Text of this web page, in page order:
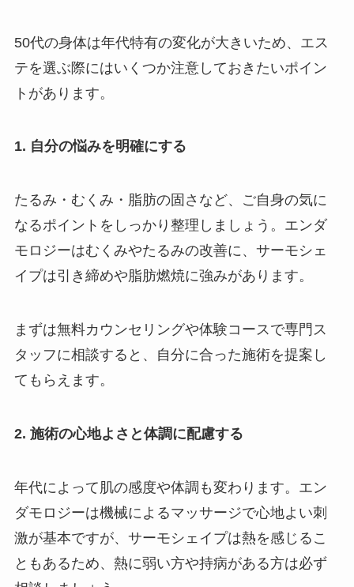
50代の身体は年代特有の変化が大きいため、エス
テを選ぶ際にはいくつか注意しておきたいポイン
トがあります。
1. 自分の悩みを明確にする
たるみ・むくみ・脂肪の固さなど、ご自身の気に
なるポイントをしっかり整理しましょう。エンダ
モロジーはむくみやたるみの改善に、サーモシェ
イプは引き締めや脂肪燃焼に強みがあります。
まずは無料カウンセリングや体験コースで専門ス
タッフに相談すると、自分に合った施術を提案し
てもらえます。
2. 施術の心地よさと体調に配慮する
年代によって肌の感度や体調も変わります。エン
ダモロジーは機械によるマッサージで心地よい刺
激が基本ですが、サーモシェイプは熱を感じるこ
ともあるため、熱に弱い方や持病がある方は必ず